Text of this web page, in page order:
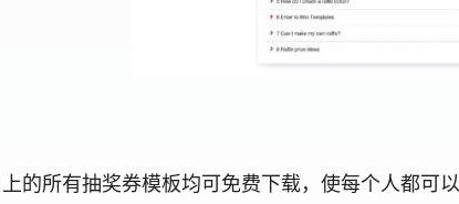
的所有抽奖券模板均可免费下载，使每个人都可以